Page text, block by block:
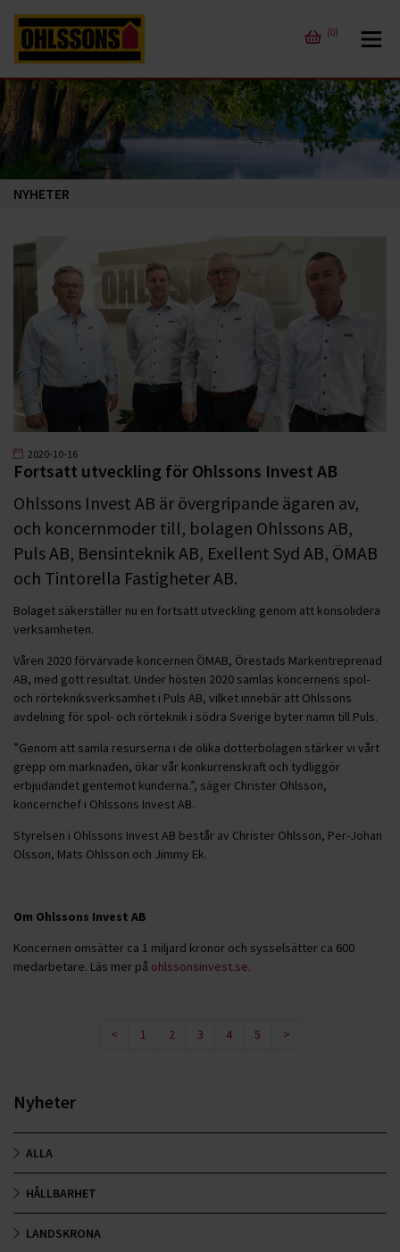
(0)
NYHETER
2020-10-16
Fortsatt utveckling för Ohlssons Invest AB
Ohlssons Invest AB är övergripande ägaren av,
och koncernmoder till, bolagen Ohlssons AB,
Puls AB, Bensinteknik AB, Exellent Syd AB, ÖMAB
och Tintorella Fastigheter AB.
Bolaget säkerställer nu en fortsatt utveckling genom att konsolidera
verksamheten.
Våren 2020 förvärvade koncernen ÖMAB, Örestads Markentreprenad
AB, med gott resultat. Under hösten 2020 samlas koncernens spol-
och rörtekniksverksamhet i Puls AB, vilket innebär att Ohlssons
avdelning för spol- och rörteknik i södra Sverige byter namn till Puls.
”Genom att samla resurserna i de olika dotterbolagen stärker vi vårt
grepp om marknaden, ökar vår konkurrenskraft och tydliggör
erbjudandet gentemot kunderna.”, säger Christer Ohlsson,
koncernchef i Ohlssons Invest AB.
Styrelsen i Ohlssons Invest AB består av Christer Ohlsson, Per-Johan
Olsson, Mats Ohlsson och Jimmy Ek.
Om Ohlssons Invest AB
Koncernen omsätter ca 1 miljard kronor och sysselsätter ca 600
medarbetare. Läs mer på ohlssonsinvest.se.
< 1 2 3 4 5 >
Nyheter
ALLA
HÅLLBARHET
LANDSKRONA